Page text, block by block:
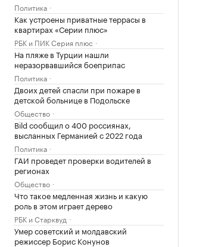
Политика
Как устроены приватные террасы в
квартирах «Серии плюс»
РБК и ПИК Серия плюс
На пляже в Турции нашли
неразорвавшийся боеприпас
Политика
Двоих детей спасли при пожаре в
детской больнице в Подольске
Общество
Bild сообщил о 400 россиянах,
высланных Германией с 2022 года
Политика
ГАИ проведет проверки водителей в
регионах
Общество
Что такое медленная жизнь и какую
роль в этом играет дерево
РБК и Старквуд
Умер советский и молдавский
режиссер Борис Конунов